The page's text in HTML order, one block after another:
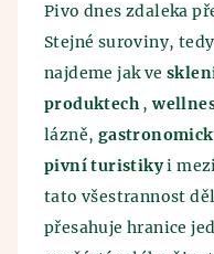
Pivo dnes zdaleka
Stejné suroviny,
najdeme jak ve
produktech ,
lázně,
pivní turistikyi
tato všestrannost
přesahuje hranice